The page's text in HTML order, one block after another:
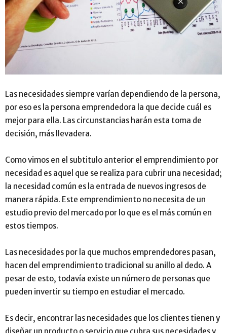
Las necesidades siempre varían dependiendo de la persona,
por eso es la persona emprendedora la que decide cuál es
mejor para ella. Las circunstancias harán esta toma de
decisión, más llevadera.
Como vimos en el subtitulo anterior el emprendimiento por
necesidad es aquel que se realiza para cubrir una necesidad;
la necesidad común es la entrada de nuevos ingresos de
manera rápida. Este emprendimiento no necesita de un
estudio previo del mercado por lo que es el más común en
estos tiempos.
Las necesidades por la que muchos emprendedores pasan,
hacen del emprendimiento tradicional su anillo al dedo. A
pesar de esto, todavía existe un número de personas que
pueden invertir su tiempo en estudiar el mercado.
Es decir, encontrar las necesidades que los clientes tienen y